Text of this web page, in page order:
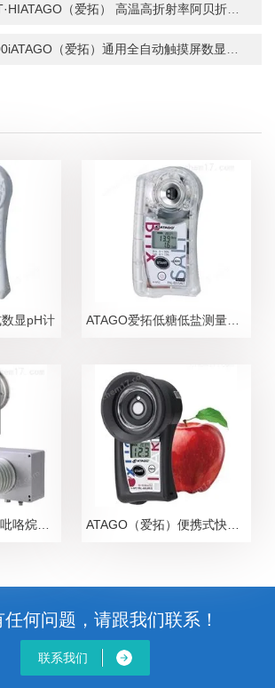
（爱拓） 高温高折射率阿贝折光仪
（爱拓）通用全自动触摸屏数显折光仪
显pH计 ATAGO爱拓低糖低盐测量糖盐度计
ATAGO（爱拓）便携式快速苹果无损糖度计
何问题，请跟我们联系！
联系我们